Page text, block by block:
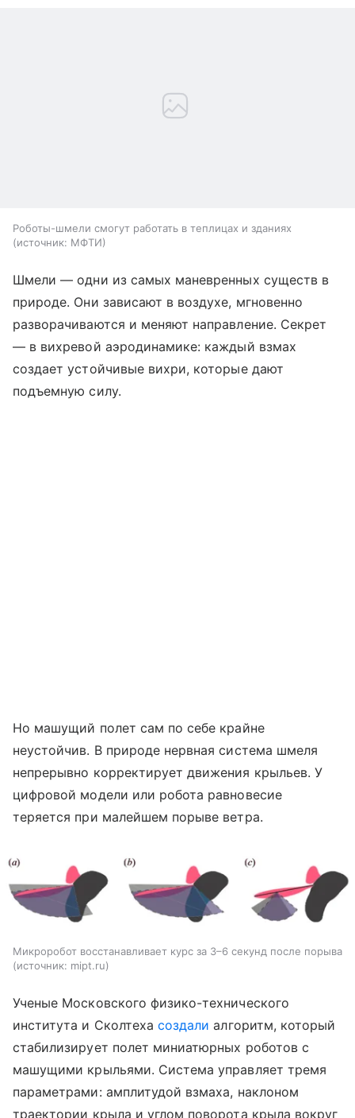
Роботы-шмели смогут работать в теплицах и зданиях
источник: МФТИ
Шмели — одни из самых маневренных существ в
природе. Они зависают в воздухе, мгновенно
разворачиваются и меняют направление. Секрет
— в вихревой аэродинамике: каждый взмах
создает устойчивые вихри, которые дают
подъемную силу.
Но машущий полет сам по себе крайне
неустойчив. В природе нервная система шмеля
непрерывно корректирует движения крыльев. У
цифровой модели или робота равновесие
теряется при малейшем порыве ветра.
Микроробот восстанавливает курс за 3–6 секунд после порыва
источник: mipt.ru
Ученые Московского физико-технического
института и Сколтехасоздали алгоритм, который
стабилизирует полет миниатюрных роботов с
машущими крыльями. Система управляет тремя
параметрами: амплитудой взмаха, наклоном
траектории крыла и углом поворота крыла вокруг